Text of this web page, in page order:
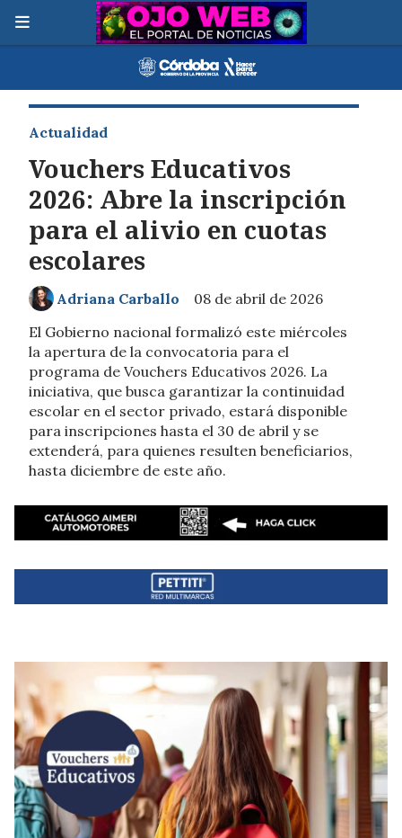
Vouchers Educativos
2026: Abre la inscripción
para el alivio en cuotas
escolares
El Gobierno nacional formalizó este miércoles
la apertura de la convocatoria para el
programa de Vouchers Educativos 2026. La
iniciativa, que busca garantizar la continuidad
escolar en el sector privado, estará disponible
para inscripciones hasta el 30 de abril y se
extenderá, para quienes resulten beneficiarios,
hasta diciembre de este año.
Actualidad
08 de abril de 2026
Adriana Carballo